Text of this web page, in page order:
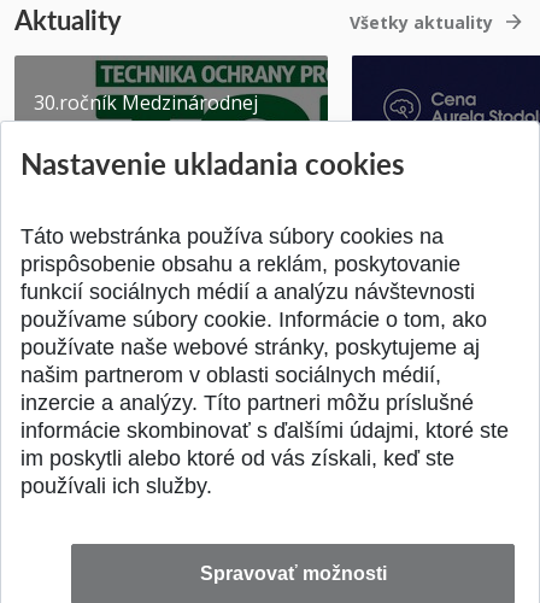
Aktuality Všetky aktuality
30.ročník Medzinárodnej
TECHNIKA OCHRANY
SPÄŤ NA VRCH
Nastavenie ukladania cookies
Táto webstránka používa súbory cookies na
prispôsobenie obsahu a reklám, poskytovanie
funkcií sociálnych médií a analýzu návštevnosti
používame súbory cookie. Informácie o tom, ako
používate naše webové stránky, poskytujeme aj
našim partnerom v oblasti sociálnych médií,
inzercie a analýzy. Títo partneri môžu príslušné
informácie skombinovať s ďalšími údajmi, ktoré ste
im poskytli alebo ktoré od vás získali, keď ste
používali ich služby.
Spravovať možnosti